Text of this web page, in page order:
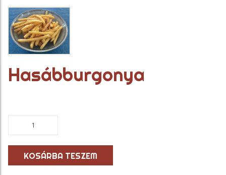
Hasábburgonya
mennyiség
KOSÁRBA TESZEM